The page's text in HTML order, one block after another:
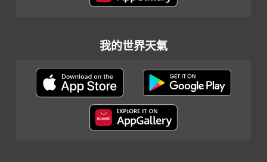
我的世界天氣